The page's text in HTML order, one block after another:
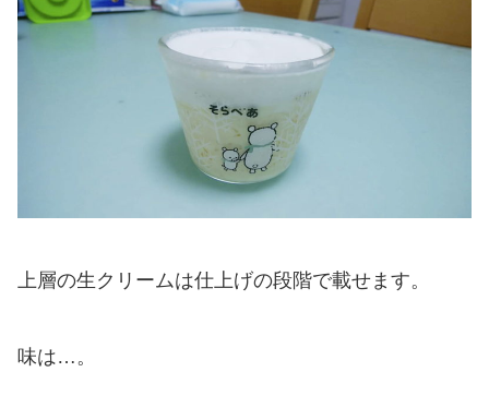
上層の生クリームは仕上げの段階で載せます。
味は…。